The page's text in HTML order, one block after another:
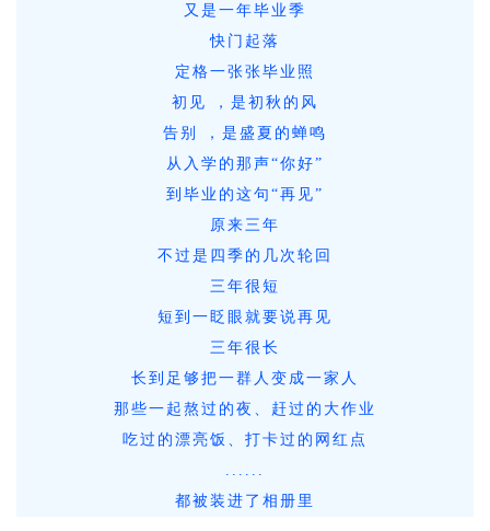
又是一年毕业季
快门起落
定格一张张毕业照
初见 ，是初秋的风
告别 ，是盛夏的蝉鸣
从入学的那声“你好”
到毕业的这句“再见”
原来三年
不过是四季的几次轮回
三年很短
短到一眨眼就要说再见
三年很长
长到足够把一群人变成一家人
那些一起熬过的夜、赶过的大作业
吃过的漂亮饭、打卡过的网红点
都被装进了相册里